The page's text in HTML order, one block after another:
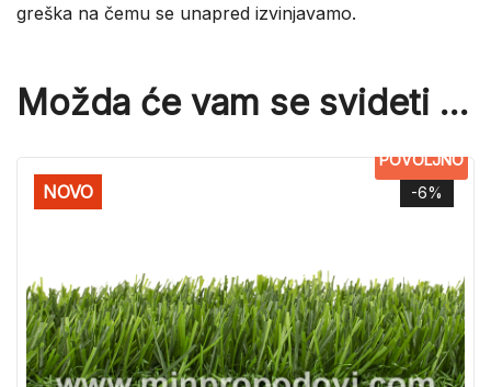
greška na čemu se unapred izvinjavamo.
Možda će vam se svideti …
-6%
NOVO
POVOLJNO